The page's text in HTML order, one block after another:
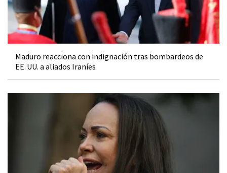
Maduro reacciona con indignación tras bombardeos de
EE. UU. a aliados Iraníes